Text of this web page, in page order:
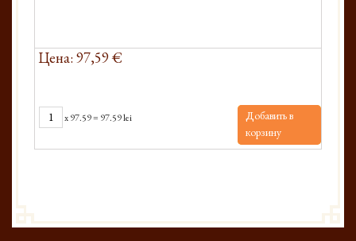
Цена: 97,59 €
x97.59= 97.59 lei
Добавить в
корзину